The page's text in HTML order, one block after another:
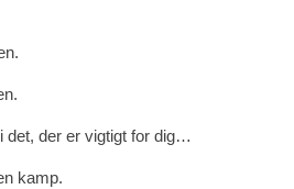
det, der er vigtigt for dig…
kamp.